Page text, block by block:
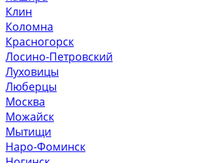
Клин
Коломна
Красногорск
Лосино-Петровский
Луховицы
Люберцы
Москва
Можайск
Мытищи
Наро-Фоминск